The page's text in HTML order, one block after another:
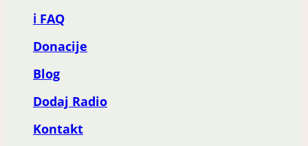
ℹ️ FAQ
Donacije
Blog
Dodaj Radio
Kontakt